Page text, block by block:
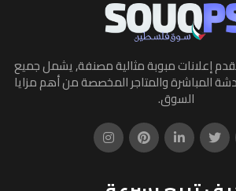
إعلانات مبوبة مثالية مصنفة, يشمل جميع
المباشرة والمتاجر المخصصة من أهم مزايا
السوق.